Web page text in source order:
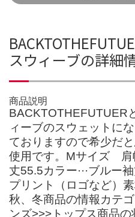
スウィーブの詳細
商品説明
BACKTOTHEFUTUER
ィーブのスウェットに
ておりますので希少だ
使用です。Mサイズ 肩
丈55.5カラー···ブルー袖
プリント（ロゴなど）素
秋、冬商品の情報カテ
ンズ>>>トップス商品